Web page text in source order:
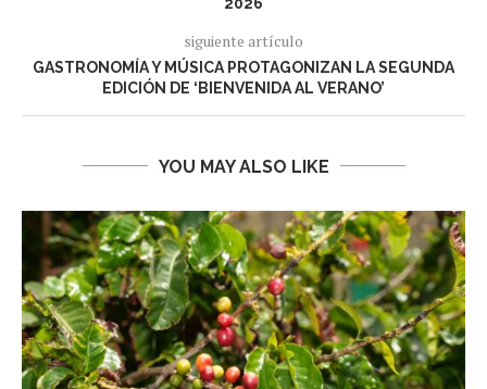
siguiente artículo
GASTRONOMÍA Y MÚSICA PROTAGONIZAN LA SEGUNDA
EDICIÓN DE ‘BIENVENIDA AL VERANO’
YOU MAY ALSO LIKE